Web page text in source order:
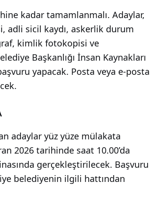
kadar tamamlanmalı. Adaylar,
adli sicil kaydı, askerlik durum
kimlik fotokopisi ve
Başkanlığı İnsan Kaynakları
yapacak. Posta veya e-posta
adaylar yüz yüze mülakata
2026 tarihinde saat 10.00’da
gerçekleştirilecek. Başvuru
belediyenin ilgili hattından